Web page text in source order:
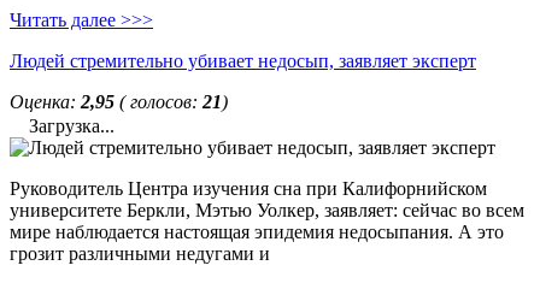
Читать далее >>>
Людей стремительно убивает недосып, заявляет эксперт
Оценка: 2,95 ( голосов: 21)
Загрузка...
Руководитель Центра изучения сна при Калифорнийском
университете Беркли, Мэтью Уолкер, заявляет: сейчас во всем
мире наблюдается настоящая эпидемия недосыпания. А это
грозит различными недугами и